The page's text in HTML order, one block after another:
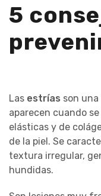
5
Las estrías son
aparecen cuando
elásticas y de
de la piel. Se
textura irregular,
hundidas.